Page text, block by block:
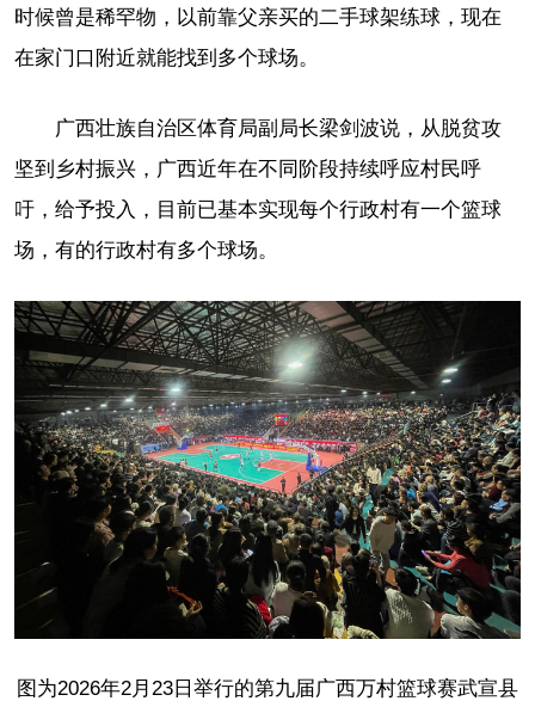
时候曾是稀罕物，以前靠父亲买的二手球架练球，现在
在家门口附近就能找到多个球场。
广西壮族自治区体育局副局长梁剑波说，从脱贫攻
坚到乡村振兴，广西近年在不同阶段持续呼应村民呼
吁，给予投入，目前已基本实现每个行政村有一个篮球
场，有的行政村有多个球场。
图为2026年2月23日举行的第九届广西万村篮球赛武宣县